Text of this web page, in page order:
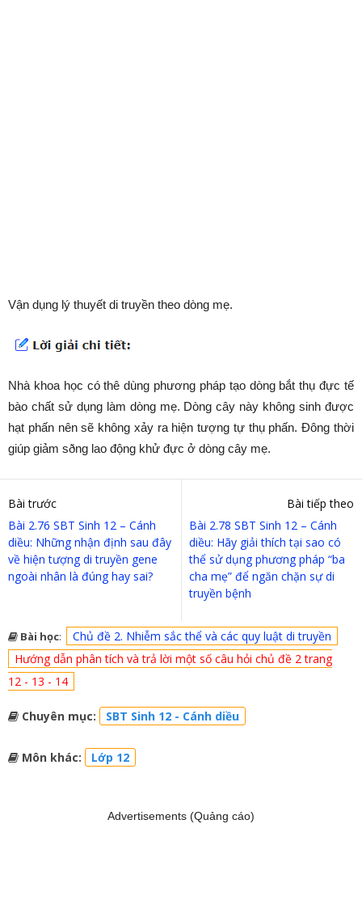
Vận dụng lý thuyết di truyền theo dòng mẹ.
Nhà khoa học có thê dùng phương pháp tạo dòng bắt thụ đực tế
bào chất sử dụng làm dòng mẹ. Dòng cây này không sinh được
hạt phấn nên sẽ không xảy ra hiện tượng tự thụ phấn. Đông thời
giúp giảm sðng lao động khử đực ở dòng cây mẹ.
Bài trước
Bài 2.76 SBT Sinh 12 – Cánh
diều: Những nhận định sau đây
về hiện tượng di truyền gene
ngoài nhân là đúng hay sai?
Bài tiếp theo
Bài 2.78 SBT Sinh 12 – Cánh
diều: Hãy giải thích tại sao có
thể sử dụng phương pháp “ba
cha mẹ” để ngăn chặn sự di
truyền bệnh
Bài học:
Chủ đề 2. Nhiễm sắc thể và các quy luật di truyền
Hướng dẫn phân tích và trả lời một số câu hỏi chủ đề 2 trang
12 - 13 - 14
Chuyên mục: SBT Sinh 12 - Cánh diều
Môn khác: Lớp 12
Advertisements (Quảng cáo)